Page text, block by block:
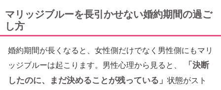
マリッジブルーを長引かせない婚約期間の過ご
し方
婚約期間が長くなると、女性側だけでなく男性側にもマリ
ッジブルーは起こります。男性心理から見ると、
「決断
したのに、まだ決めることが残っている」 状態がスト